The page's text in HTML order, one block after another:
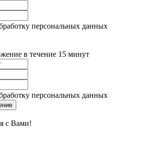
персональных данных
в течение 15 минут
персональных данных
с Вами!